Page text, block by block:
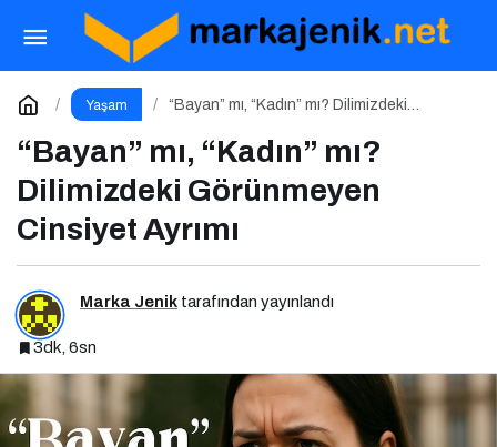
Yaşam
“Bayan” mı, “Kadın” mı? Dilimizdeki
“Bayan” mı, “Kadın” mı?
Dilimizdeki Görünmeyen
Cinsiyet Ayrımı
Marka Jenik tarafından yayınlandı
3dk, 6sn
Ankara’da Bahar Müzikle Başladı
Yorum Yap